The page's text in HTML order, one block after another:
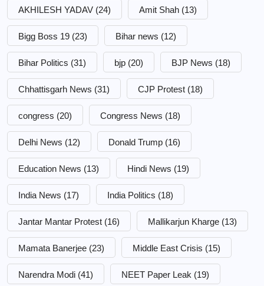
AKHILESH YADAV (24) Amit Shah (13)
Bigg Boss 19 (23) Bihar news (12)
Bihar Politics (31) bjp (20) BJP News (18)
Chhattisgarh News (31) CJP Protest (18)
congress (20) Congress News (18)
Delhi News (12) Donald Trump (16)
Education News (13) Hindi News (19)
India News (17) India Politics (18)
Jantar Mantar Protest (16) Mallikarjun Kharge (13)
Mamata Banerjee (23) Middle East Crisis (15)
Narendra Modi (41) NEET Paper Leak (19)